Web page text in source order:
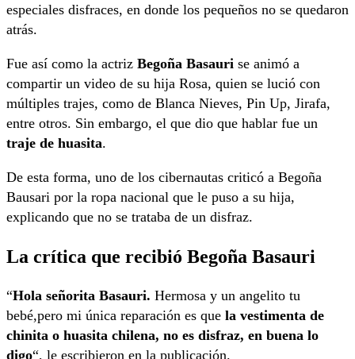
especiales disfraces, en donde los pequeños no se quedaron
atrás.
Fue así como la actriz Begoña Basauri se animó a
compartir un video de su hija Rosa, quien se lució con
múltiples trajes, como de Blanca Nieves, Pin Up, Jirafa,
entre otros. Sin embargo, el que dio que hablar fue un
traje de huasita.
De esta forma, uno de los cibernautas criticó a Begoña
Bausari por la ropa nacional que le puso a su hija,
explicando que no se trataba de un disfraz.
La crítica que recibió Begoña Basauri
“Hola señorita Basauri. Hermosa y un angelito tu
bebé,pero mi única reparación es que la vestimenta de
chinita o huasita chilena, no es disfraz, en buena lo
digo“, le escribieron en la publicación.